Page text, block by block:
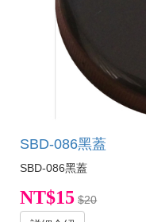
SBD-086黑蓋
SBD-086黑蓋
NT$15 $20